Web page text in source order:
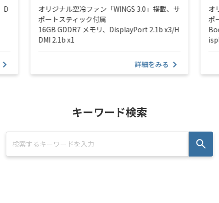
D
オリジナル空冷ファン「WINGS 3.0」搭載、サ
ポートスティック付属
16GB GDDR7 メモリ、DisplayPort 2.1b x3/H
DMI 2.1b x1
詳細をみる
オ
ポ
キーワード検索